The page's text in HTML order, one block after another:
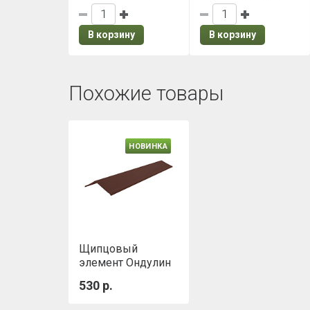
В корзину В корзину
Похожие товары
НОВИНКА
Щипцовый
элемент Ондулин
530 р.